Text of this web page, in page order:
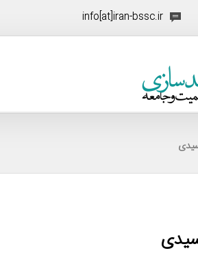
info[at]iran-bssc.ir